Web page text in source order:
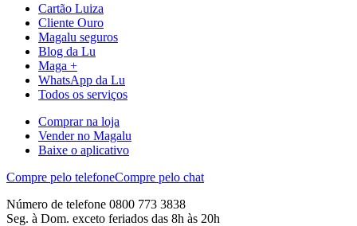
Cartão Luiza
Cliente Ouro
Magalu seguros
Blog da Lu
Maga +
WhatsApp da Lu
Todos os serviços
Comprar na loja
Vender no Magalu
Baixe o aplicativo
Compre pelo telefoneCompre pelo chat
Número de telefone 0800 773 3838
Seg. à Dom. exceto feriados das 8h às 20h